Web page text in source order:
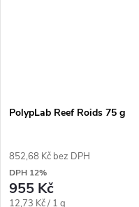
PolypLab Reef Roids 75 g
852,68 Kč bez DPH
DPH 12%
955 Kč
Měrná
12,73 Kč / 1 g